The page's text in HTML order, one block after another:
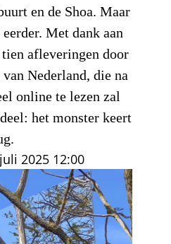
en de Shoa. Maar
Met dank aan
afleveringen door
Nederland, die na
online te lezen zal
het monster keert
2025 12:00